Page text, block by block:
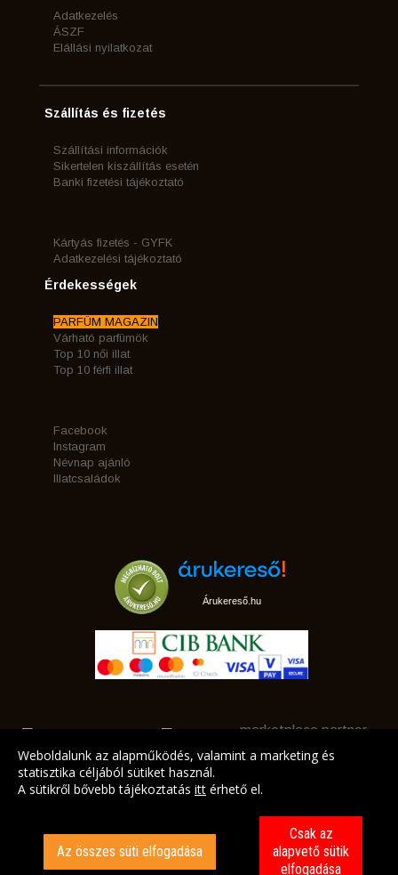
Adatkezelés
ÁSZF
Elállási nyilatkozat
Szállítás és fizetés
Szállítási információk
Sikertelen kiszállítás esetén
Banki fizetési tájékoztató
Kártyás fizetés - GYFK
Adatkezelési tájékoztató
Érdekességek
PARFÜM MAGAZIN
Várható parfümök
Top 10 női illat
Top 10 férfi illat
Facebook
Instagram
Névnap ajánló
Illatcsaládok
Árukereső.hu
marketplace partner
Weboldalunk az alapműködés, valamint a marketing és
statisztika céljából sütiket használ.
A sütikről bővebb tájékoztatás itt érhető el.
Az összes süti elfogadása
Csak az
alapvető sütik
elfogadása